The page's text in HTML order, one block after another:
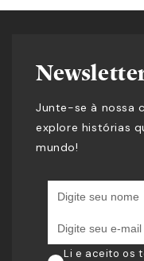
Junte-se à nossa
explore histórias
mundo!
Li e aceito os